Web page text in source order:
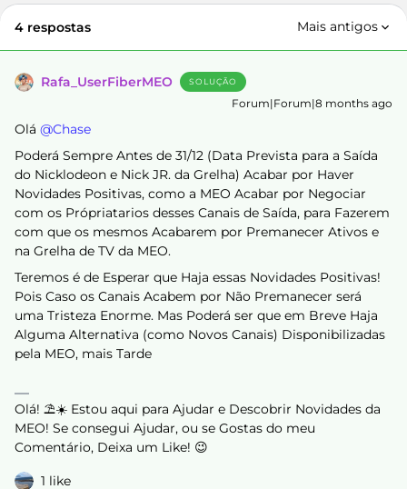
4 respostas Mais antigos
Rafa_UserFiberMEO SOLUÇÃO
Forum|Forum|8 months ago
Olá ​ @Chase
Poderá Sempre Antes de 31/12 (Data Prevista para a Saída
do Nicklodeon e Nick JR. da Grelha) Acabar por Haver
Novidades Positivas, como a MEO Acabar por Negociar
com os Própriatarios desses Canais de Saída, para Fazerem
com que os mesmos Acabarem por Premanecer Ativos e
na Grelha de TV da MEO.
Teremos é de Esperar que Haja essas Novidades Positivas!
Pois Caso os Canais Acabem por Não Premanecer será
uma Tristeza Enorme. Mas Poderá ser que em Breve Haja
Alguma Alternativa (como Novos Canais) Disponibilizadas
pela MEO, mais Tarde
Olá! ⛱️☀️ Estou aqui para Ajudar e Descobrir Novidades da
MEO! Se consegui Ajudar, ou se Gostas do meu
Comentário, Deixa um Like! 😉
1 like